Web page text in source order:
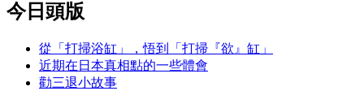
今日頭版
從「打掃浴缸」，悟到「打掃『欲』缸」
近期在日本真相點的一些體會
勸三退小故事